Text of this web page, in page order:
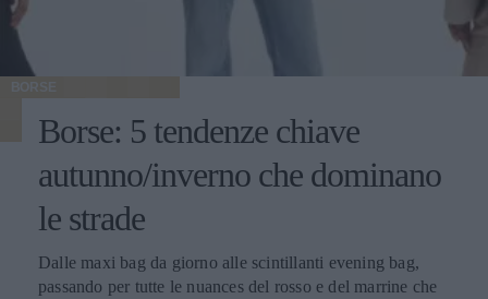
BORSE
Borse: 5 tendenze chiave
autunno/inverno che dominano
le strade
Dalle maxi bag da giorno alle scintillanti evening bag,
passando per tutte le nuances del rosso e del marrine che